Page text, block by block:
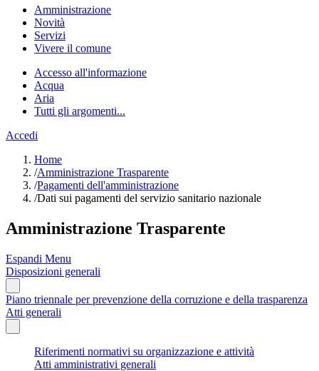
Amministrazione
Novità
Servizi
Vivere il comune
Accesso all'informazione
Acqua
Aria
Tutti gli argomenti...
Accedi
Home
/Amministrazione Trasparente
/Pagamenti dell'amministrazione
/Dati sui pagamenti del servizio sanitario nazionale
Amministrazione Trasparente
Espandi Menu
Disposizioni generali
Piano triennale per prevenzione della corruzione e della trasparenza
Atti generali
Riferimenti normativi su organizzazione e attività
Atti amministrativi generali